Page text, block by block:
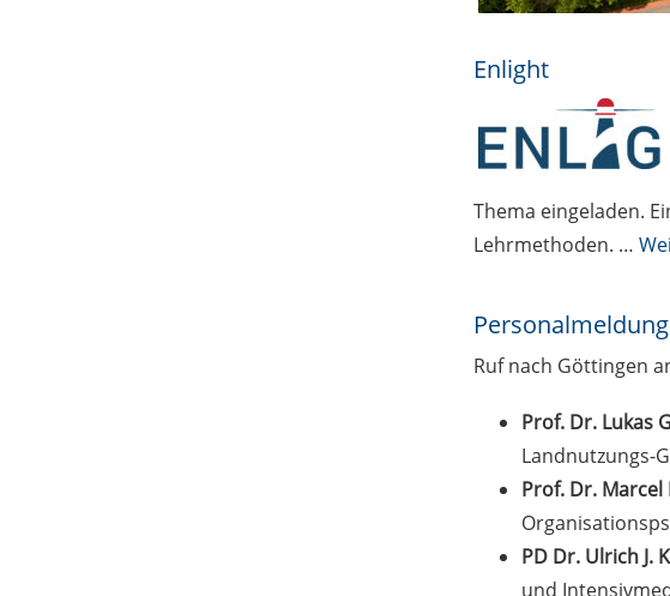
Enlight
Thema eingeladen.
Lehrmethoden. …
Ruf nach Göttingen
Prof. Dr. Lukas
Landnutzungs-
Prof. Dr. Marcel
PD Dr. Ulrich J.
und